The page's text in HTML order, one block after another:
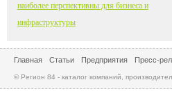
наиболее перспективны для бизнеса и
инфраструктуры
Главная Статьи Предприятия Пресс-
© Регион 84 - каталог компаний,